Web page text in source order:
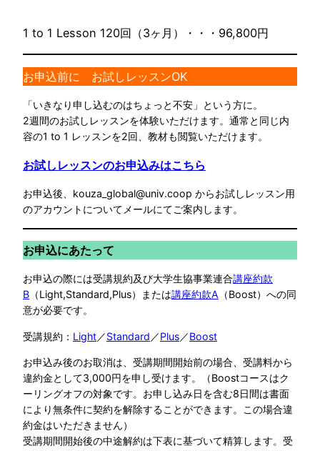
1 to 1 Lesson 120回（3ヶ月）・・・96,800円
お申込前に お試しレッスンOK
「いきなり申し込むのはちょっと不安」という方に。
2週間のお試しレッスンを体験いただけます。通常と同じ内
容の1 to 1 レッスンを2回、教材も閲覧いただけます。
お試しレッスンのお申込みはこちら
お申込後、kouza_global@univ.coop からお試しレッスン用
のアカウントについてメールにてご案内します。
お申込にあたって
お申込の際には受講規約及び大学生協事業連合講座約款
B （Light,Standard,Plus）または講座約款A （Boost）への同
意が必要です。
受講規約： Light／Standard ／Plus／Boost
お申込み後のお取消は、受講期間開始前の場合、受講料から
違約金として3,000円を申し受けます。（Boostコースはク
ーリングオフの対象です。お申し込み日を含む8日間は書面
により無条件に契約を解除することができます。この場合違
約金はいただきません）
受講期間開始後の中途解約は下表に基づいて精算します。受